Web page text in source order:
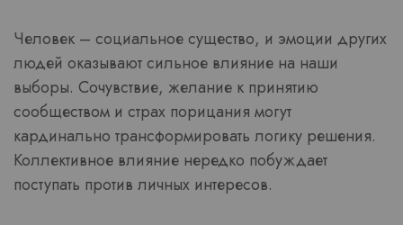
Человек – социальное существо, и эмоции других
людей оказывают сильное влияние на наши
выборы. Сочувствие, желание к принятию
сообществом и страх порицания могут
кардинально трансформировать логику решения.
Коллективное влияние нередко побуждает
поступать против личных интересов.